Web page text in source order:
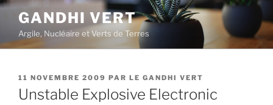
Aller
contenu
principal
GANDHI VERT
Argile, Nucléaire et Verts de Terres
PUBLIÉ
LE
11 NOVEMBRE 2009 PAR LE GANDHI VERT
Unstable Explosive Electronic